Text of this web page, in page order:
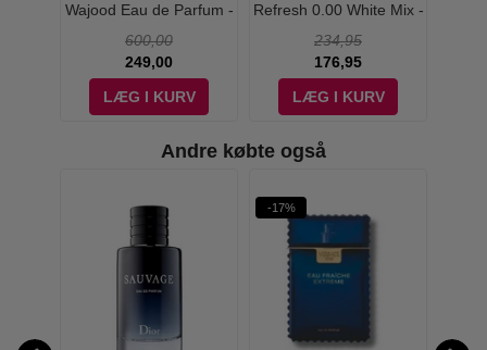
Wajood Eau de Parfum -
600,00
249,00
LÆG I KURV
Refresh 0.00 White Mix -
234,95
176,95
LÆG I KURV
Andre købte også
-17%